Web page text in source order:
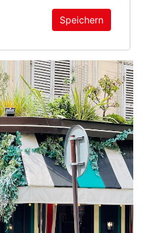
anders als beim Fitness-
Speichern